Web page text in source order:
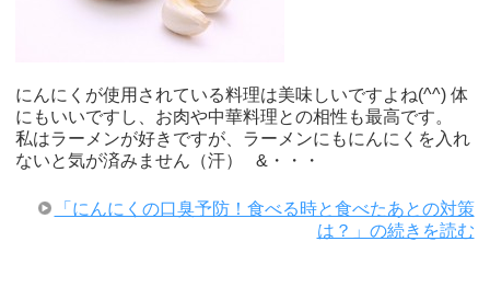
にんにくが使用されている料理は美味しいですよね(^^) 体
にもいいですし、お肉や中華料理との相性も最高です。
私はラーメンが好きですが、ラーメンにもにんにくを入れ
ないと気が済みません（汗） &・・・
「にんにくの口臭予防！食べる時と食べたあとの対策
は？」の続きを読む